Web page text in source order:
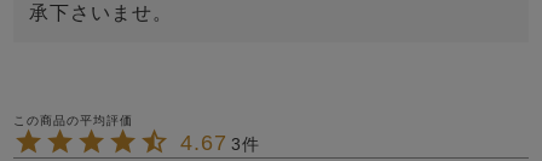
承下さいませ。
4.67 3